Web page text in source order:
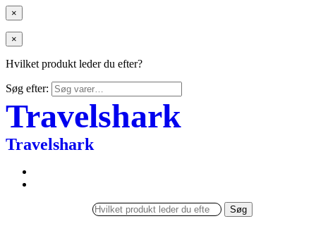
×
×
Hvilket produkt leder du efter?
Søg efter:
Travelshark
Travelshark
Søg